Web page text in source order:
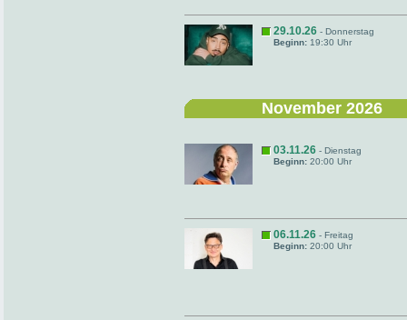
29.10.26 - Donnerstag
Beginn: 19:30 Uhr
November 2026
03.11.26 - Dienstag
Beginn: 20:00 Uhr
06.11.26 - Freitag
Beginn: 20:00 Uhr